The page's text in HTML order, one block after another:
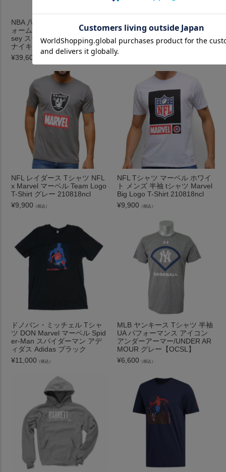
NBA 八村塁 レイカーズ ユニフ
ォーム 2020/21 Swingman Jer
sey スウィングマン アイコン
ナイキ/Nike ゴールド
¥39,600
ル ニックス Tシャツ ネーム＆
ナンバー TEE ミッチェル＆ネ
ス/Mitchell & Ness ロイヤル
NFL レイダース Tシャツ NFL
x Marvel マーベル Team Logo
T-Shirt グレー 210818ncl
¥9,900 （税込）
NFL Tシャツ マーベル ホワイ
ト メンズ 半袖 tシャツ Marvel
Big Logo T-Shirt 210818ncl
¥9,900 （税込）
ドノバン・ミッチェル Tシャ
ツ DON Marvel マーベル Spid
er-Man スパイダーマン アデ
ィダス Adidas ブラック
¥11,000 （税込）
MLB ヤンキース Tシャツ 半袖
UA パフォーマンス アイコン
アンダーアーマー/UNDER AR
MOUR グレー【OCSL】
¥6,600 （税込）